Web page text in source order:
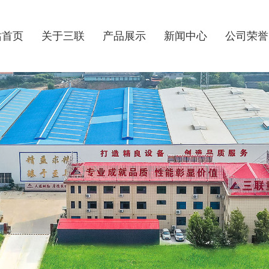
页 关于三联 产品展示 新闻中心 公司荣誉